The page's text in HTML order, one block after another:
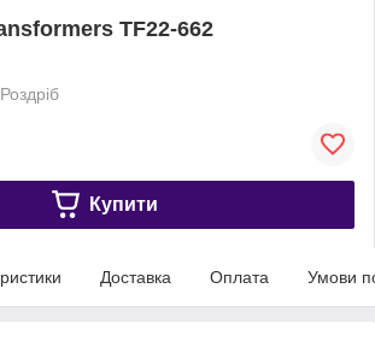
TF22-662
Роздріб
Купити
Доставка Оплата Умови